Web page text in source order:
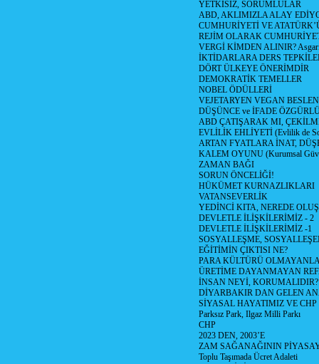
YETKİSİZ, SORUMLULAR
ABD, AKLIMIZLA ALAY
CUMHURİYETİ VE
REJİM OLARAK
VERGİ KİMDEN ALINIR?
İKTİDARLARA DERS
DÖRT ÜLKEYE ÖNERİMDİR
DEMOKRATİK TEMELLER
NOBEL ÖDÜLLERİ
VEJETARYEN VEGAN
DÜŞÜNCE ve İFADE
ABD ÇATIŞARAK MI,
EVLİLİK EHLİYETİ (Evlilik de
ARTAN FYATLARA İNAT,
KALEM OYUNU (Kurumsal
ZAMAN BAĞI
SORUN ÖNCELİĞİ!
HÜKÜMET KURNAZLIKLARI
VATANSEVERLİK
YEDİNCİ KITA, NEREDE
DEVLETLE İLİŞKİLERİMİZ - 2
DEVLETLE İLİŞKİLERİMİZ -1
SOSYALLEŞME,
EĞİTİMİN ÇIKTISI NE?
PARA KÜLTÜRÜ
ÜRETİME DAYANMAYAN
İNSAN NEYİ, KORUMALIDIR?
DİYARBAKIR DAN GELEN
SİYASAL HAYATIMIZ VE CHP
Parksız Park, Ilgaz Milli Parkı
CHP
2023 DEN, 2003’E
ZAM SAĞANAĞININ
Toplu Taşımada Ücret Adaleti